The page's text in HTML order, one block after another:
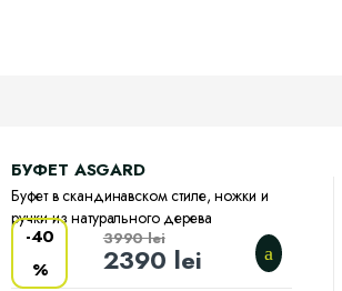
БУФЕТ ASGARD
Буфет в скандинавском стиле, ножки и
ручки из натурального дерева
-40
%
2390 lei
3990lei